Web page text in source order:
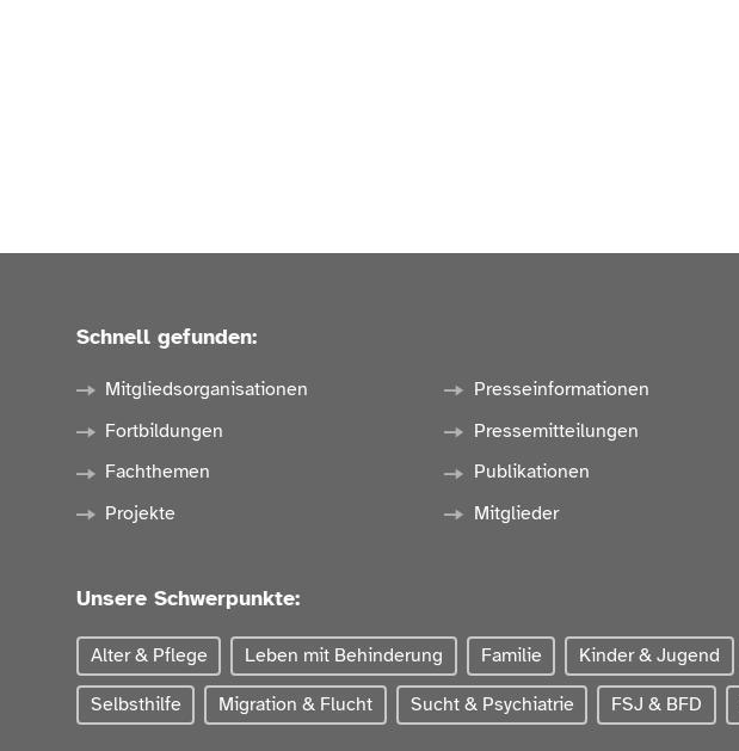
Schnell gefunden:
Mitgliedsorganisationen
Fortbildungen
Fachthemen
Projekte
Presseinformationen
Pressemitteilungen
Publikationen
Mitglieder
Unsere Schwerpunkte:
Alter & Pflege Leben mit Behinderung Familie Kinder & Jugend
Selbsthilfe Migration & Flucht Sucht & Psychiatrie FSJ & BFD